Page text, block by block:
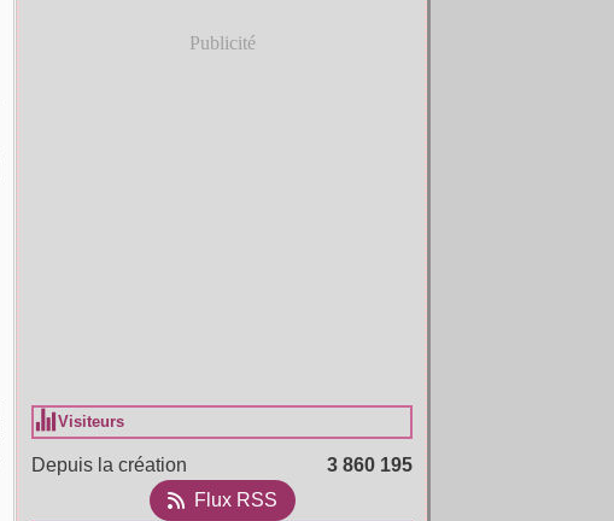
Publicité
Visiteurs
Depuis la création
3 860 195
Flux RSS